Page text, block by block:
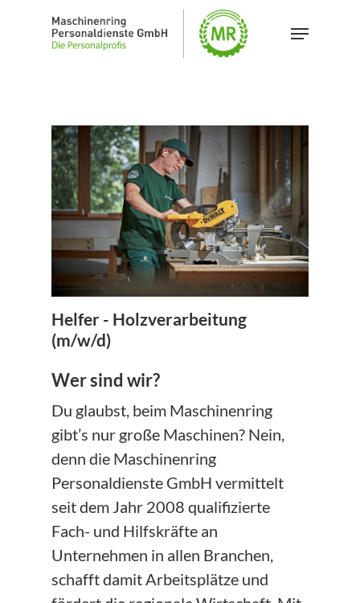
Menu
Helfer - Holzverarbeitung
(m/w/d)
Wer sind wir?
Du glaubst, beim Maschinenring
gibt’s nur große Maschinen? Nein,
denn die Maschinenring
Personaldienste GmbH vermittelt
seit dem Jahr 2008 qualifizierte
Fach- und Hilfskräfte an
Unternehmen in allen Branchen,
schafft damit Arbeitsplätze und